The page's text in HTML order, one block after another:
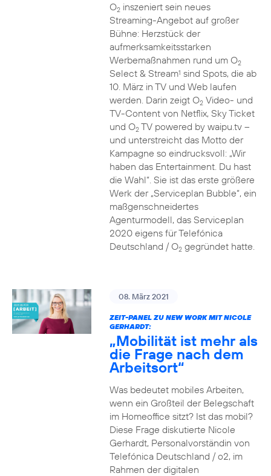
O2inszeniert sein neues
Streaming-Angebot auf großer
Bühne: Herzstück der
aufmerksamkeitsstarken
Werbemaßnahmen rund um O2
Select & Stream1 sind Spots, die ab
10. März in TV und Web laufen
werden. Darin zeigt O2Video- und
TV-Content von Netflix, Sky Ticket
und O2TV powered by waipu.tv –
und unterstreicht das Motto der
Kampagne so eindrucksvoll: „Wir
haben das Entertainment. Du hast
die Wahl“. Sie ist das erste größere
Werk der „Serviceplan Bubble“, ein
maßgenschneidertes
Agenturmodell, das Serviceplan
2020 eigens für Telefónica
Deutschland / O2gegründet hatte.
08. März 2021
ZEIT-PANEL ZU NEW WORK MIT NICOLE
GERHARDT:
„Mobilität ist mehr als
die Frage nach dem
Arbeitsort“
Was bedeutet mobiles Arbeiten,
wenn ein Großteil der Belegschaft
im Homeoffice sitzt? Ist das mobil?
Diese Frage diskutierte Nicole
Gerhardt, Personalvorständin von
Telefónica Deutschland / o2, im
Rahmen der digitalen